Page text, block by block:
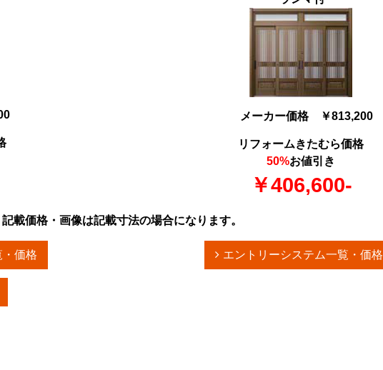
メーカー価格 ￥813,200
リフォームきたむら価格
50%お値引き
￥406,600-
記載価格・画像は記載寸法の場合になります。
価格 エントリーシステム一覧・価格